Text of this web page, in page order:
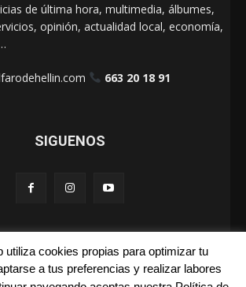
de última hora, multimedia, álbumes,
opinión, actualidad local, economía,
663 20 18 91
SIGUENOS
utiliza cookies propias para optimizar tu
a tus preferencias y realizar labores